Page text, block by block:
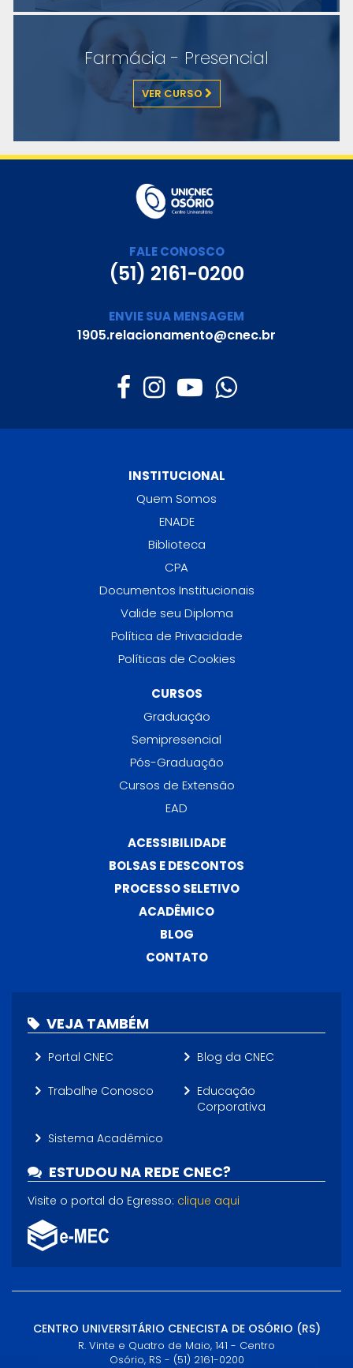
Farmácia - Presencial
VER CURSO
FALE CONOSCO
(51) 2161-0200
ENVIE SUA MENSAGEM
1905.relacionamento@cnec.br
INSTITUCIONAL
Quem Somos
ENADE
Biblioteca
CPA
Documentos Institucionais
Valide seu Diploma
Política de Privacidade
Políticas de Cookies
CURSOS
Graduação
Semipresencial
Pós-Graduação
Cursos de Extensão
EAD
ACESSIBILIDADE
BOLSAS E DESCONTOS
PROCESSO SELETIVO
ACADÊMICO
BLOG
CONTATO
VEJA TAMBÉM
Portal CNEC Blog da CNEC
Trabalhe Conosco
Educação
Corporativa
Sistema Acadêmico
ESTUDOU NA REDE CNEC?
Visite o portal do Egresso: clique aqui
CENTRO UNIVERSITÁRIO CENECISTA DE OSÓRIO (RS)
R. Vinte e Quatro de Maio, 141 - Centro
Osório, RS - (51) 2161-0200